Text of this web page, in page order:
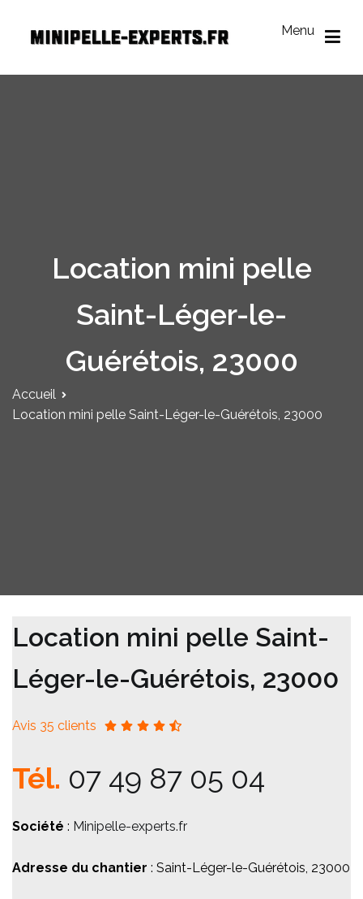
contenu
Mini Pelle Experts
Menu
Location mini pelle
Saint-Léger-le-
Guérétois, 23000
Accueil
Location mini pelle Saint-Léger-le-Guérétois, 23000
Location mini pelle Saint-
Léger-le-Guérétois, 23000
Avis 35 clients
Tél. 07 49 87 05 04
Société : Minipelle-experts.fr
Adresse du chantier : Saint-Léger-le-Guérétois, 23000